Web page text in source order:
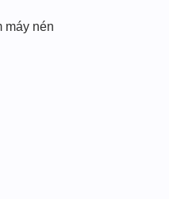
máy nén